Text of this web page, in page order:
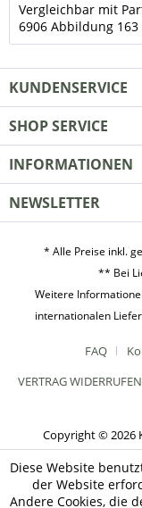
Vergleichbar mit
6906 Abbildung 163
KUNDENSERVICE
SHOP SERVICE
INFORMATIONEN
NEWSLETTER
* Alle Preise inkl.
** Bei
Weitere
internationalen
FAQ
VERTRAG WIDERRUFEN
Copyright © 2026
Diese Website
der Website
Andere Cookies, die